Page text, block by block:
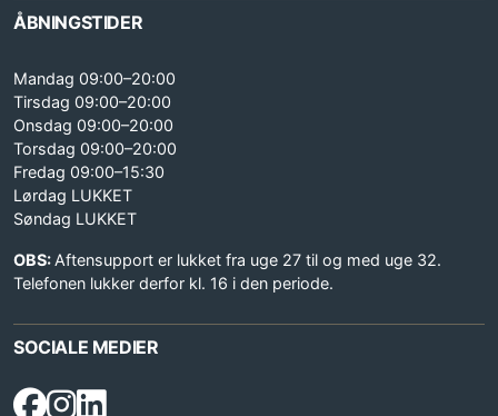
ÅBNINGSTIDER
Mandag 09:00–20:00
Tirsdag 09:00–20:00
Onsdag 09:00–20:00
Torsdag 09:00–20:00
Fredag 09:00–15:30
Lørdag LUKKET
Søndag LUKKET
OBS: Aftensupport er lukket fra uge 27 til og med uge 32.
Telefonen lukker derfor kl. 16 i den periode.
SOCIALE MEDIER